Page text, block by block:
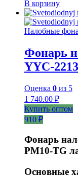
В корзину
Налобные
Фонарь
YYC-
Оценка 0 из 5
1 740.00 ₽
Купить оптом
910 ₽
Фонарь
PM10-TG
Основные